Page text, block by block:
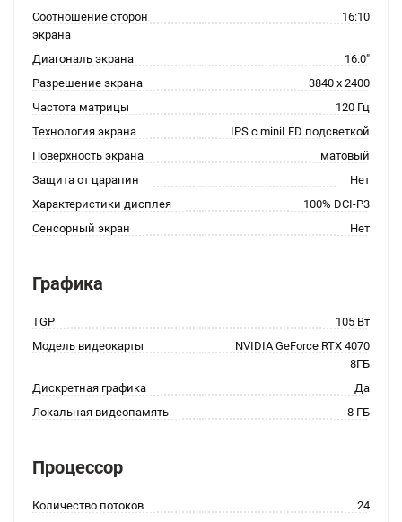
Соотношение сторон
экрана
16:10
Диагональ экрана
16.0"
Разрешение экрана
3840 x 2400
Частота матрицы
120 Гц
Технология экрана
IPS с miniLED подсветкой
Поверхность экрана
матовый
Защита от царапин
Нет
Характеристики дисплея
100% DCI-P3
Сенсорный экран
Нет
Графика
TGP
105 Вт
Модель видеокарты
NVIDIA GeForce RTX 4070
8ГБ
Дискретная графика
Да
Локальная видеопамять
8 ГБ
Процессор
Количество потоков
24